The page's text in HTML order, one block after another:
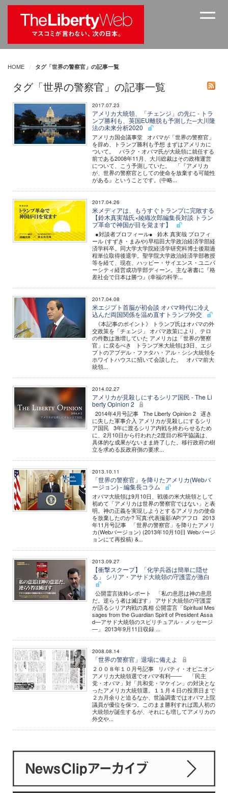
HOME タグ「世界の警察官」の記事一覧
タグ「世界の警察官」の記事一覧
2017.07.23
アメリカ大統領、「チェンジ」の先に - トラ
ンプ勝利も、英国EU離脱も予測した─大川隆
法の未来分析2020
アメリカ国会議事堂 オバマが「世界の警察官」
を辞め、トランプ勝利も予想 まずはアメリカに
ついて。 バラク・オバマ氏が大統領に就任する
前である2008年11月、大川総裁はその政権運営
について、こう予測していた。 「『アメリカ
が、世界の警察官としての使命を放棄する可能性
がある』ということです。(中略...
2017.04.26
米メディアは、もうすぐトランプに完敗する
【鈴木真実哉氏×綾織次郎編集長対談 トラン
プ革命で神国が目を覚ます】
●対談者プロフィール● 鈴木 真実哉 プロフィ
ール (すずき・まみや)早稲田大学政治経済学部経
済学科卒。同大学大学院経済学研究科博士後期過
程単位取得後退学。聖学院大学政治経済学部教授
等を経て、現在、ハッピー・サイエンス・ユニバ
ーシティ経営成功学部ディーン。主な著書に『格
差社会で日本は勝つ』(幸福の科学...
2017.04.08
米エジプト首脳が初会談 オバマ時代に冷え
込んだ両国関係を温め直すトランプ外交
《本記事のポイント》 トランプ氏はオバマの外
交政策を「チェンジ」 オバマ政策により、テロ
の件数は激増していた アメリカは「世界の警察
官」に戻るべき トランプ米大統領は3日、エジ
プトのアブデル・ファタハ・アル・シシ大統領を
ホワイトハウスに招いて会談した。 オバマ前大
統領...
2014.02.27
アメリカが見殺しにするシリア国民 - The Li
berty Opinion 2
2014年4月号記事 The Liberty Opinion 2 遅き
に失した軍事介入 アメリカが見殺しにするシリ
ア国民 3年に渡るシリア内戦を終わらせるため
に、2月10日から行われた2度目の和平協議は、
具体的な成果がないまま終了した。移行政府の樹
立を求める反政府側の要求...
2013.10.11
「世界の警察官」を降りたアメリカ(Webバ
ージョン) - 編集長コラム
オバマ大統領は9月10日、戦後の米大統領として
初めて「アメリカは世界の警察官ではない」と表
明。神の正義を実現しようとするアメリカの使命
を放棄したのか? 写真:代表撮影/AP/アフロ 2013
年11月号記事 「世界の警察官」を降りたアメリ
カ(Webバージョン) (2013年10月10日 Webバージ
ョンにて再投稿) &...
2013.09.27
【衝撃スクープ】「化学兵器は簡単に隠せ
る」 シリア・アサド大統領の守護霊が激白
公開霊言抜粋レポート 「私の意思は神の意思
だ。逆らう者は滅ぼす」 アサド大統領の守護霊
が語るシリア内戦の真相 公開霊言「Spiritual Mes
sages from the Guardian Spirit of President Assa
d―アサド大統領のスピリチュアル・メッセージ
―」 2013年9月11日収録 ...
2008.08.14
「世界の警察官」退場に備えよ
２００８年１０月号記事 リバティ・オピニオン
アメリカ大統領選でオバマ有利―― 「民主
党・オバマ」対「共和党・マケイン」の対決とな
ったアメリカ大統領選。１１月４日の投票日まで
２カ月余りと迫るなか、世論調査ではオバマ上院
議員が優位を保つ。このまま勝利すれば黒人初の
大統領が誕生するが、それにも増してアメリカの
外交や...